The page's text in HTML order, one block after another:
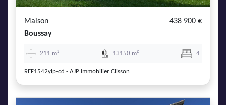
Maison
438 900 €
Boussay
211 m² 13150 m² 4
REF1542ylp-cd - AJP Immobilier Clisson